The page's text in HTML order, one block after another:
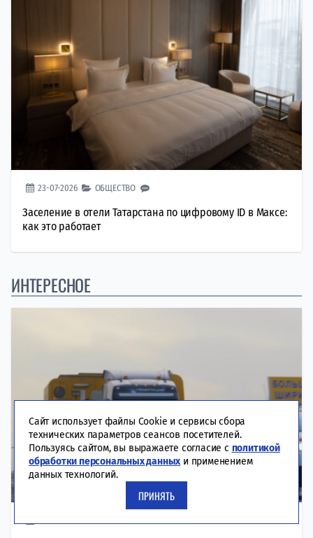
23-07-2026 ОБЩЕСТВО
Заселение в отели Татарстана по цифровому ID в Максе:
как это работает
ИНТЕРЕСНОЕ
Сайт использует файлы Cookie и сервисы сбора
технических параметров сеансов посетителей.
Пользуясь сайтом, вы выражаете согласие с политикой
обработки персональных данных и применением
данных технологий.
ПРИНЯТЬ